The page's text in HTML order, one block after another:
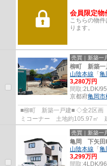
会員限定物
こちらの物
ります。
売買｜新築一
柳町 新築一
山陰本線 「亀
3,280万円
間取:2LDK/
京都府亀岡市
■柳町 新築一戸建■ ◇全2区
ミコーナー 土地約105.97
列2台駐車可 ◇物件からJR亀
売買｜新築一
亀岡 下矢田
山陰本線 「亀
3,299万円
間取:4LDK/